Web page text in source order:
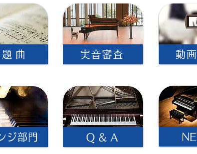
曲 実音審査 動
ジ部門 Q & A